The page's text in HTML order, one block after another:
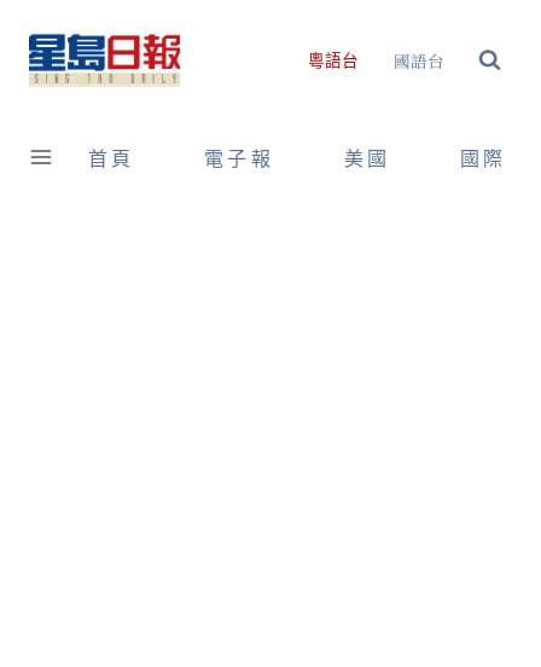
content
粵語台 國語台
首頁 電子報 美國 國際